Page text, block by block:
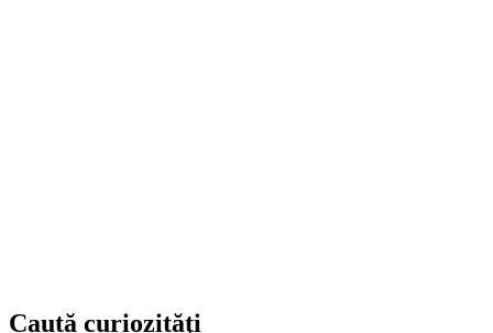
Caută curiozităţi